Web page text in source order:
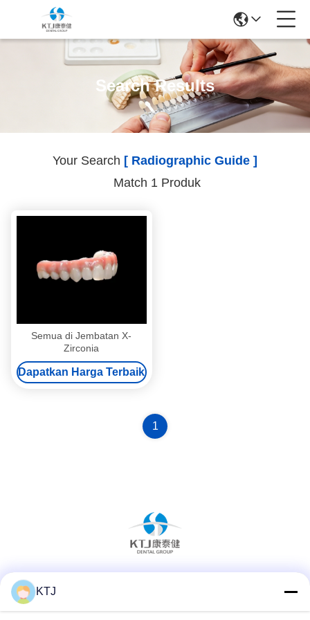
Search Results
Your Search [ Radiographic Guide ]
Match 1 Produk
Semua di Jembatan X-
Zirconia
Dapatkan Harga Terbaik
1
KTJ